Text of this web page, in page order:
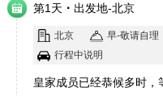
第1天 · 出发地-北京
北京
早-敬请自理
行程中说明
皇家成员已经恭候多时，